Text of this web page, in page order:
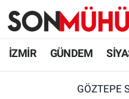
İZMİR GÜNDEM
GÖZTEPE
İzmir Nöbetçi